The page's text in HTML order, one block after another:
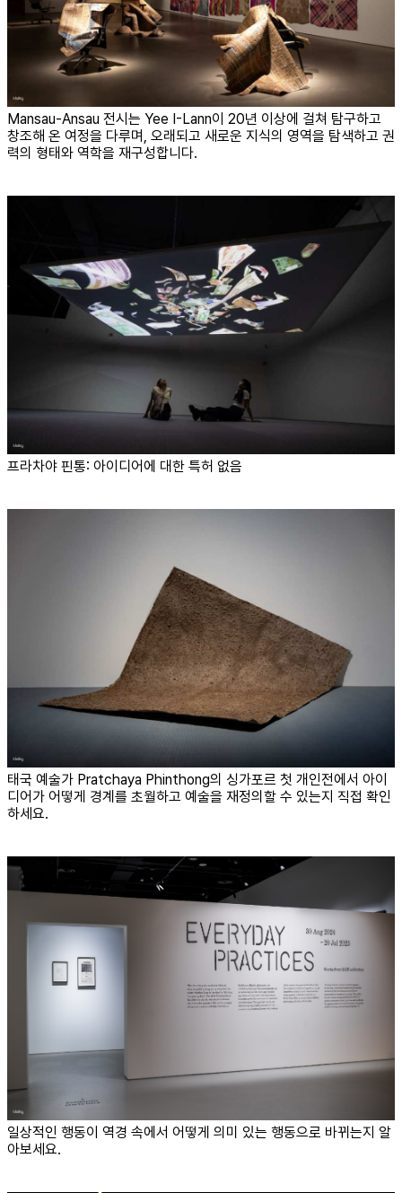
Mansau-Ansau 전시는 Yee I-Lann이 20년 이상에 걸쳐 탐구하고
창조해 온 여정을 다루며, 오래되고 새로운 지식의 영역을 탐색하고 권
력의 형태와 역학을 재구성합니다.
프라차야 핀통: 아이디어에 대한 특허 없음
태국 예술가 Pratchaya Phinthong의 싱가포르 첫 개인전에서 아이
디어가 어떻게 경계를 초월하고 예술을 재정의할 수 있는지 직접 확인
하세요.
일상적인 행동이 역경 속에서 어떻게 의미 있는 행동으로 바뀌는지 알
아보세요.